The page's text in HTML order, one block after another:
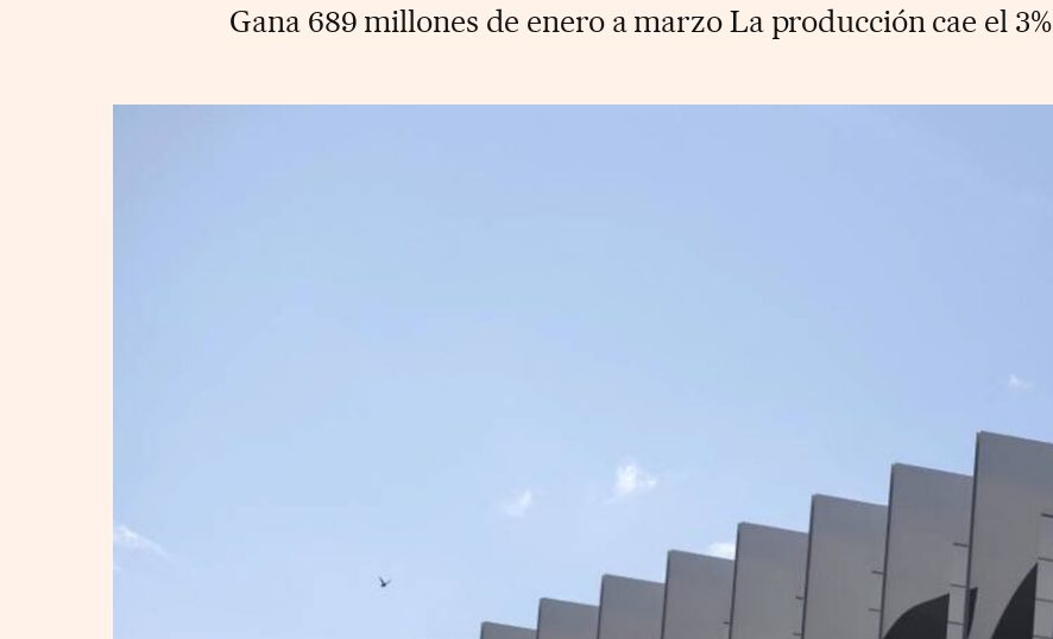
Gana 689 millones de enero a marzo La producción cae el 3%